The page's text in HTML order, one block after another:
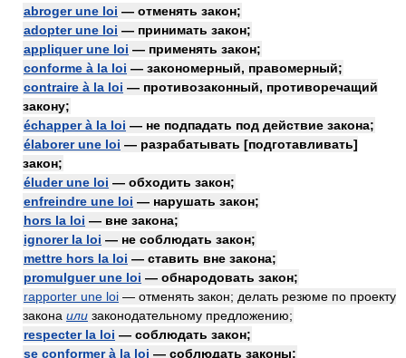
abroger une loi — отменять закон;
adopter une loi — принимать закон;
appliquer une loi — применять закон;
conforme à la loi — закономерный, правомерный;
contraire à la loi — противозаконный, противоречащий
закону;
échapper à la loi — не подпадать под действие закона;
élaborer une loi — разрабатывать [подготавливать]
закон;
éluder une loi — обходить закон;
enfreindre une loi — нарушать закон;
hors la loi — вне закона;
ignorer la loi — не соблюдать закон;
mettre hors la loi — ставить вне закона;
promulguer une loi — обнародовать закон;
rapporter une loi — отменять закон; делать резюме по проекту
закона или законодательному предложению;
respecter la loi — соблюдать закон;
se conformer à la loi — соблюдать законы;